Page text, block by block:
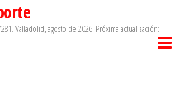
Valladolid, agosto de 2026. Próxima actualización: